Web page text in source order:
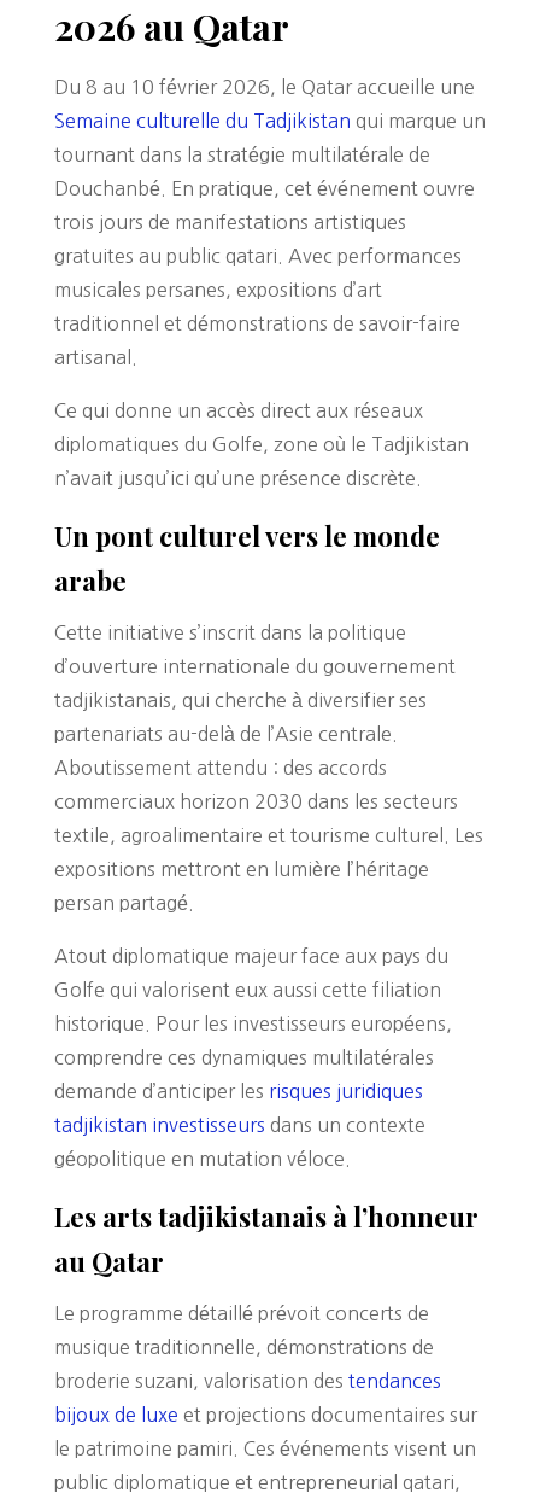
2026 au Qatar
Du 8 au 10 février 2026, le Qatar accueille une
Semaine culturelle du Tadjikistan qui marque un
tournant dans la stratégie multilatérale de
Douchanbé. En pratique, cet événement ouvre
trois jours de manifestations artistiques
gratuites au public qatari. Avec performances
musicales persanes, expositions d’art
traditionnel et démonstrations de savoir-faire
artisanal.
Ce qui donne un accès direct aux réseaux
diplomatiques du Golfe, zone où le Tadjikistan
n’avait jusqu’ici qu’une présence discrète.
Un pont culturel vers le monde
arabe
Cette initiative s’inscrit dans la politique
d’ouverture internationale du gouvernement
tadjikistanais, qui cherche à diversifier ses
partenariats au-delà de l’Asie centrale.
Aboutissement attendu : des accords
commerciaux horizon 2030 dans les secteurs
textile, agroalimentaire et tourisme culturel. Les
expositions mettront en lumière l’héritage
persan partagé.
Atout diplomatique majeur face aux pays du
Golfe qui valorisent eux aussi cette filiation
historique. Pour les investisseurs européens,
comprendre ces dynamiques multilatérales
demande d’anticiper les risques juridiques
tadjikistan investisseurs dans un contexte
géopolitique en mutation véloce.
Les arts tadjikistanais à l’honneur
au Qatar
Le programme détaillé prévoit concerts de
musique traditionnelle, démonstrations de
broderie suzani, valorisation des tendances
bijoux de luxe et projections documentaires sur
le patrimoine pamiri. Ces événements visent un
public diplomatique et entrepreneurial qatari,